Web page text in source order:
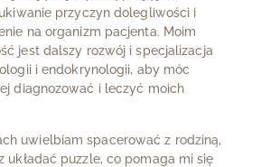
przyczyn dolegliwości i
na organizm pacjenta. Moim
jest dalszy rozwój i specjalizacja
i endokrynologii, aby móc
diagnozować i leczyć moich
uwielbiam spacerować z rodziną,
układać puzzle, co pomaga mi się